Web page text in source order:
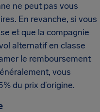
ne peut pas vous
En revanche, si vous
et que la compagnie
alternatif en classe
le remboursement
vous
du prix d’origine.